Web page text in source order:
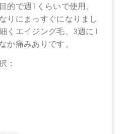
状況につきましては、各店舗に
性がございます。予めご了承く
２週間かかる場合がございます
理由により、成分・処方が記載と